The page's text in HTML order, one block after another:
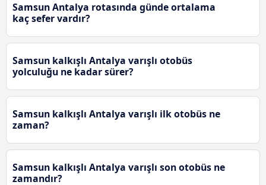
Samsun Antalya rotasında günde ortalama
kaç sefer vardır?
Samsun kalkışlı Antalya varışlı otobüs
yolculuğu ne kadar sürer?
Samsun kalkışlı Antalya varışlı ilk otobüs ne
zaman?
Samsun kalkışlı Antalya varışlı son otobüs ne
zamandır?